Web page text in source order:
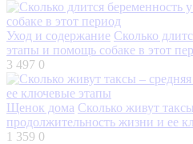
Уход и содержание Сколько
этапы и помощь собаке в этот
3 497 0
Щенок дома Сколько живут
продолжительность жизни и ее
1 359 0